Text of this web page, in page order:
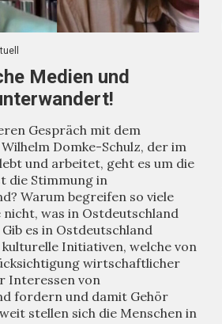
Medien und
Gespräch mit dem
Domke-Schulz, der im
und arbeitet, geht es um die
die Stimmung in
Warum begreifen so viele
nicht, was in Ostdeutschland
es in Ostdeutschland
Initiativen, welche von
wirtschaftlicher
Interessen von
fordern und damit Gehör
stellen sich die Menschen in